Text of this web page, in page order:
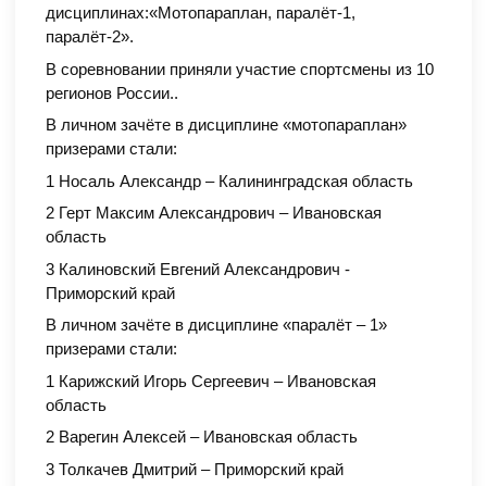
дисциплинах:«Мотопараплан, паралёт-1,
паралёт-2».
В соревновании приняли участие спортсмены из 10
регионов России..
В личном зачёте в дисциплине «мотопараплан»
призерами стали:
1 Носаль Александр – Калининградская область
2 Герт Максим Александрович – Ивановская
область
3 Калиновский Евгений Александрович -
Приморский край
В личном зачёте в дисциплине «паралёт – 1»
призерами стали:
1 Карижский Игорь Сергеевич – Ивановская
область
2 Варегин Алексей – Ивановская область
3 Толкачев Дмитрий – Приморский край